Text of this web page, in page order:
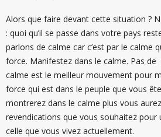
Alors que faire devant cette situation ?
: quoi qu’il se passe dans votre pays
parlons de calme car c’est par le calme
force. Manifestez dans le calme. Pas de
calme est le meilleur mouvement pour
force qui est dans le peuple que vous
montrerez dans le calme plus vous
revendications que vous souhaitez pour
celle que vous vivez actuellement.